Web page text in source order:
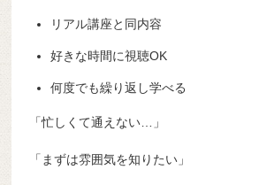
リアル講座と同内容
好きな時間に視聴OK
何度でも繰り返し学べる
「忙しくて通えない…」
「まずは雰囲気を知りたい」